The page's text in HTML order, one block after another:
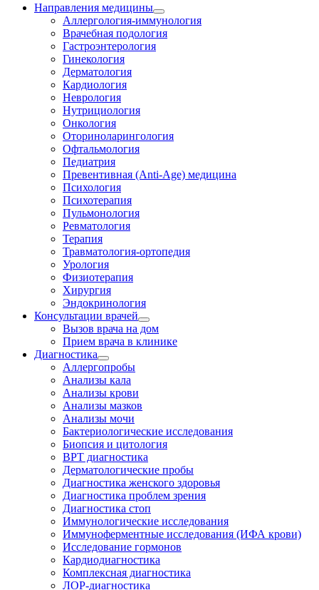
Направления медицины
Аллергология-иммунология
Врачебная подология
Гастроэнтерология
Гинекология
Дерматология
Кардиология
Неврология
Нутрициология
Онкология
Оториноларингология
Офтальмология
Педиатрия
Превентивная (Anti-Age) медицина
Психология
Психотерапия
Пульмонология
Ревматология
Терапия
Травматология-ортопедия
Урология
Физиотерапия
Хирургия
Эндокринология
Консультации врачей
Вызов врача на дом
Прием врача в клинике
Диагностика
Аллергопробы
Анализы кала
Анализы крови
Анализы мазков
Анализы мочи
Бактериологические исследования
Биопсия и цитология
ВРТ диагностика
Дерматологические пробы
Диагностика женского здоровья
Диагностика проблем зрения
Диагностика стоп
Иммунологические исследования
Иммуноферментные исследования (ИФА крови)
Исследование гормонов
Кардиодиагностика
Комплексная диагностика
ЛОР-диагностика